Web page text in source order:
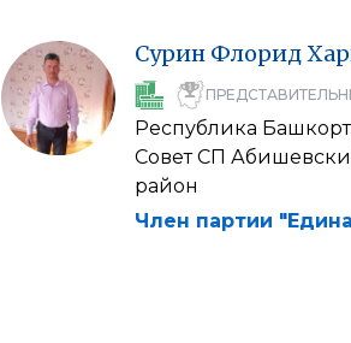
Сурин Флорид
Республика
Совет СП
район
Член партии